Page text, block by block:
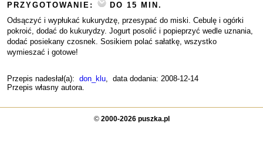
PRZYGOTOWANIE:
DO 15 MIN.
Odsączyć i wypłukać kukurydzę, przesypać do miski. Cebulę i ogórki
pokroić, dodać do kukurydzy. Jogurt posolić i popieprzyć wedle uznania,
dodać posiekany czosnek. Sosikiem polać sałatkę, wszystko
wymieszać i gotowe!
Przepis nadesłał(a): don_klu, data dodania: 2008-12-14
Przepis własny autora.
© 2000-2026 puszka.pl